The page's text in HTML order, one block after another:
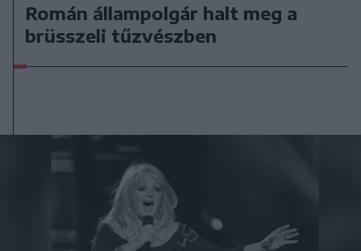
Román állampolgár halt meg a
brüsszeli tűzvészben